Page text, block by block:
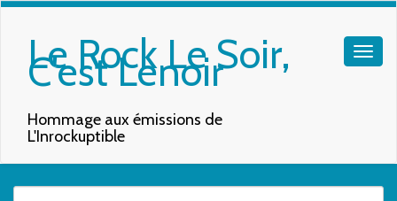
Le Rock Le Soir,
C'est Lenoir
Hommage aux émissions de
L'Inrockuptible